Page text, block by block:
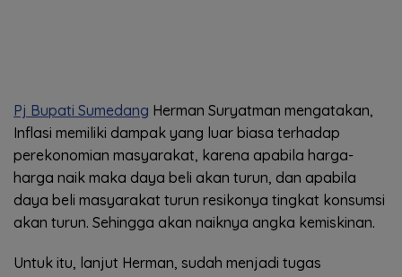
Pj Bupati Sumedang Herman Suryatman mengatakan,
Inflasi memiliki dampak yang luar biasa terhadap
perekonomian masyarakat, karena apabila harga-
harga naik maka daya beli akan turun, dan apabila
daya beli masyarakat turun resikonya tingkat konsumsi
akan turun. Sehingga akan naiknya angka kemiskinan.
Untuk itu, lanjut Herman, sudah menjadi tugas